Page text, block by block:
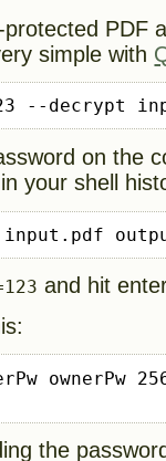
PDF
simple with
--decrypt
on the
your shell
input.pdf
and hit
ownerPw
the